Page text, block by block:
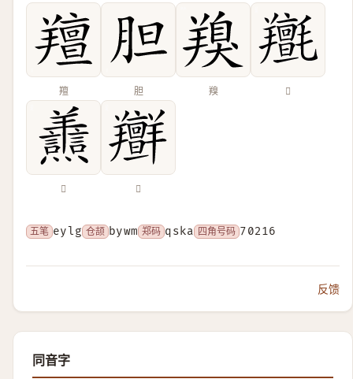
羶 胆 䍹 𦏫
𦏬 𦏭
五笔 eylg 仓颉 bywm 郑码 qska 四角号码 70216
反馈
同音字